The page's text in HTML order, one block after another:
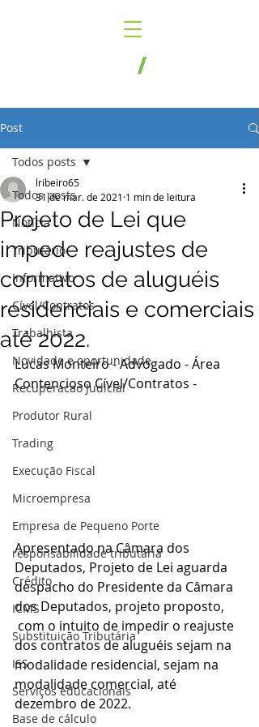
Post
Todos posts
Notícia
Tributário
Informativo
Cível/Contratos
Trabalhista
Novidade e oportunidade
Recuperacao Judicial
Produtor Rural
Trading
Execução Fiscal
Microempresa
Empresa de Pequeno Porte
responsabilidade tributária
Crédito
ICMS
Substituição Tributária
ISS
Serviços educacionais
Base de cálculo
Todos posts
Projeto de Lei que
impede reajustes de
contratos de aluguéis
residenciais e comerciais
até 2022.
lribeiro65
31 de mar. de 2021 1 min de leitura
Lucas Monteiro - Advogado - Área
Contencioso Cível/Contratos -
Apresentado na Câmara dos
Deputados, Projeto de Lei aguarda
despacho do Presidente da Câmara
dos Deputados, projeto proposto,
dos contratos de aluguéis sejam na
modalidade residencial, sejam na
modalidade comercial, até
dezembro de 2022.